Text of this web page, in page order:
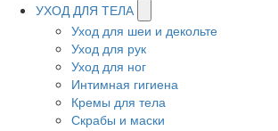
УХОД ДЛЯ ТЕЛА
Уход для шеи и декольте
Уход для рук
Уход для ног
Интимная гигиена
Кремы для тела
Скрабы и маски